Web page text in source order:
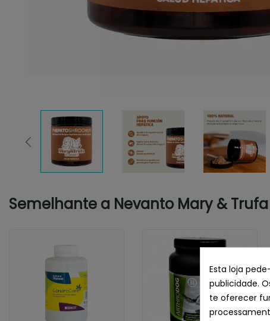
Semelhante a Nevanto Mary &
Esta loja
publicidade.
te oferecer